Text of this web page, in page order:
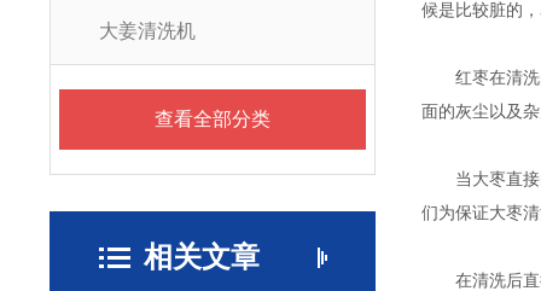
大姜清洗机
查看全部分类
相关文章
候是比较脏的
红枣在清洗的
面的灰尘以及
当大枣直接的
们为保证大枣
在清洗后直接